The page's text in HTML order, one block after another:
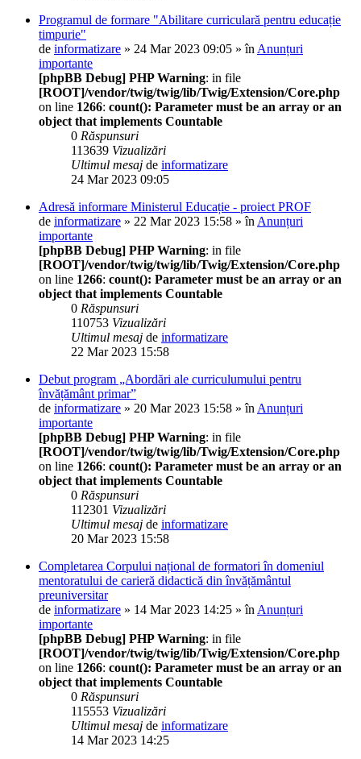
Programul de formare "Abilitare curriculară pentru educație
timpurie"
de informatizare » 24 Mar 2023 09:05 » în Anunțuri
importante
[phpBB Debug] PHP Warning: in file
[ROOT]/vendor/twig/twig/lib/Twig/Extension/Core.php
on line 1266: count(): Parameter must be an array or an
object that implements Countable
0 Răspunsuri
113639 Vizualizări
Ultimul mesaj de informatizare
24 Mar 2023 09:05
Adresă informare Ministerul Educație - proiect PROF
de informatizare » 22 Mar 2023 15:58 » în Anunțuri
importante
[phpBB Debug] PHP Warning: in file
[ROOT]/vendor/twig/twig/lib/Twig/Extension/Core.php
on line 1266: count(): Parameter must be an array or an
object that implements Countable
0 Răspunsuri
110753 Vizualizări
Ultimul mesaj de informatizare
22 Mar 2023 15:58
Debut program „Abordări ale curriculumului pentru
învățământ primar”
de informatizare » 20 Mar 2023 15:58 » în Anunțuri
importante
[phpBB Debug] PHP Warning: in file
[ROOT]/vendor/twig/twig/lib/Twig/Extension/Core.php
on line 1266: count(): Parameter must be an array or an
object that implements Countable
0 Răspunsuri
112301 Vizualizări
Ultimul mesaj de informatizare
20 Mar 2023 15:58
Completarea Corpului național de formatori în domeniul
mentoratului de carieră didactică din învățământul
preuniversitar
de informatizare » 14 Mar 2023 14:25 » în Anunțuri
importante
[phpBB Debug] PHP Warning: in file
[ROOT]/vendor/twig/twig/lib/Twig/Extension/Core.php
on line 1266: count(): Parameter must be an array or an
object that implements Countable
0 Răspunsuri
115553 Vizualizări
Ultimul mesaj de informatizare
14 Mar 2023 14:25